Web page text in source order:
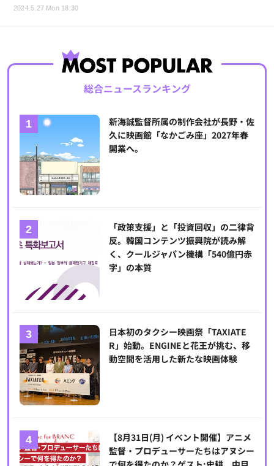
2024.5.27 Mon 18:30
総合ニュースランキング
新海誠監督所属の制作会社が長野・佐
久に映画館「なかごみ座」2027年春
開業へ。
「政策支援」と「投資回収」の二律背
反。韓国コンテンツ振興院が読み解
く、クールジャパン機構「540億円赤
字」の本質
日本初のタクシー映画祭「TAXIATE
R」始動。ENGINEと花王が挑む、移
動空間を活用した新たな映画体験
【8月31日(月) イベント開催】アニメ
監督・プロデューサーたちはアヌシー